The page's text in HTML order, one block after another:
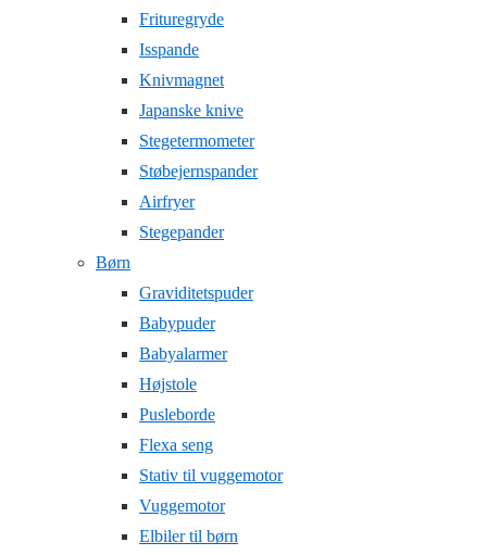
Frituregryde
Isspande
Knivmagnet
Japanske knive
Stegetermometer
Støbejernspander
Airfryer
Stegepander
Børn
Graviditetspuder
Babypuder
Babyalarmer
Højstole
Pusleborde
Flexa seng
Stativ til vuggemotor
Vuggemotor
Elbiler til børn